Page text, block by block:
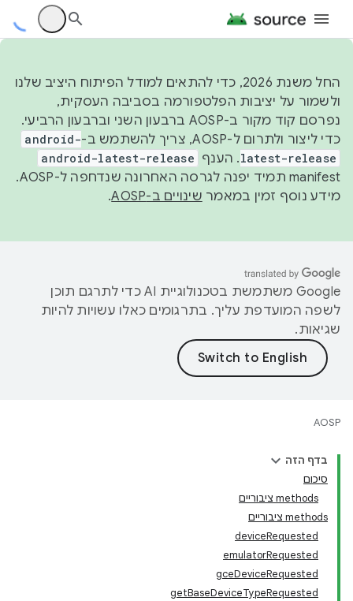
החל משנת 2026, כדי להתאים למודל הפיתוח היציב שלנו
ולשמור על יציבות הפלטפורמה בסביבה העסקית,
נפרסם קוד מקור ב-AOSP ברבעון השני וברבעון הרביעי.
כדי ליצור ולתרום ל-AOSP, צריך להשתמש ב-
android-
latest-release. הענף android-latest-release
manifest תמיד יפנה לגרסה האחרונה שנדחפה ל-AOSP.
מידע נוסף זמין במאמר שינויים ב-AOSP .
‫Google משתמשת בטכנולוגיית AI כדי לתרגם תוכן
לשפה המועדפת עליך. בתרגומים כאלו עשויות להיות
שגיאות.
AOSP
בדף הזה
סיכום
‫methods ציבוריים
‫methods ציבוריים
deviceRequested
emulatorRequested
gceDeviceRequested
getBaseDeviceTypeRequested